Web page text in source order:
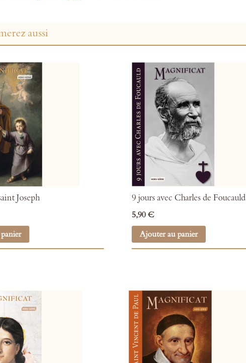
aussi
Joseph 9 jours avec Charles de Foucauld
5,90 €
Ajouter au panier